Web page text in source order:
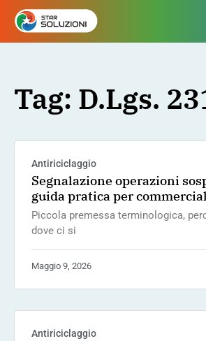
Tag: D.Lgs.
Antiriciclaggio
Segnalazione operazioni
guida pratica per
Piccola premessa terminologica,
dove ci si
Maggio 9, 2026
Antiriciclaggio